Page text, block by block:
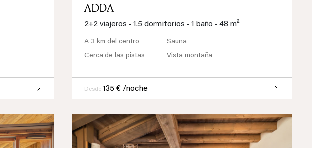
ADDA
2+2 viajeros • 1.5 dormitorios • 1 baño • 48 m²
A 3 km del centro
Cerca de las pistas
Sauna
Vista montaña
Desde 135 € /noche